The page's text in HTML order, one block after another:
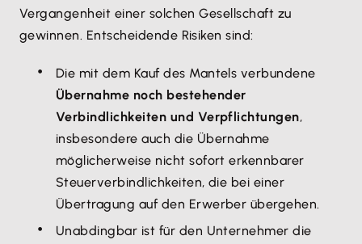
Vergangenheit einer solchen Gesellschaft zu
gewinnen. Entscheidende Risiken sind:
Die mit dem Kauf des Mantels verbundene
Übernahme noch bestehender
Verbindlichkeiten und Verpflichtungen,
insbesondere auch die Übernahme
möglicherweise nicht sofort erkennbarer
Steuerverbindlichkeiten, die bei einer
Übertragung auf den Erwerber übergehen.
Unabdingbar ist für den Unternehmer die